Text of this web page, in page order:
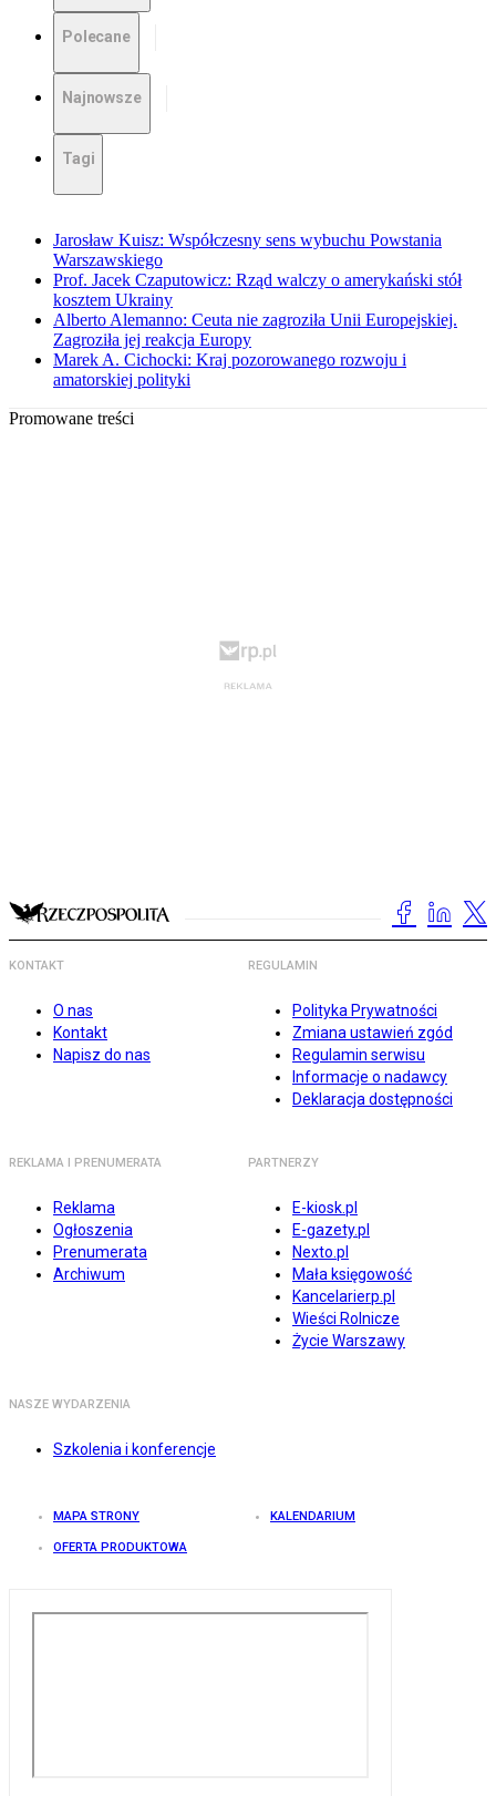
Polecane
Najnowsze
Tagi
Jarosław Kuisz: Współczesny sens wybuchu Powstania
Warszawskiego
Prof. Jacek Czaputowicz: Rząd walczy o amerykański stół
kosztem Ukrainy
Alberto Alemanno: Ceuta nie zagroziła Unii Europejskiej.
Zagroziła jej reakcja Europy
Marek A. Cichocki: Kraj pozorowanego rozwoju i
amatorskiej polityki
Promowane treści
KONTAKT
O nas
Kontakt
Napisz do nas
REGULAMIN
Polityka Prywatności
Zmiana ustawień zgód
Regulamin serwisu
Informacje o nadawcy
Deklaracja dostępności
REKLAMA I PRENUMERATA
Reklama
Ogłoszenia
Prenumerata
Archiwum
PARTNERZY
E-kiosk.pl
E-gazety.pl
Nexto.pl
Mała księgowość
Kancelarierp.pl
Wieści Rolnicze
Życie Warszawy
NASZE WYDARZENIA
Szkolenia i konferencje
MAPA STRONY KALENDARIUM
OFERTA PRODUKTOWA